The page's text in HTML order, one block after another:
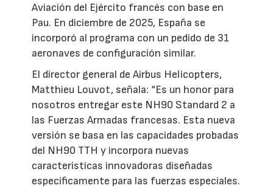
Aviación del Ejército francés con base en
Pau. En diciembre de 2025, España se
incorporó al programa con un pedido de 31
aeronaves de configuración similar.
El director general de Airbus Helicopters,
Matthieu Louvot, señala: “Es un honor para
nosotros entregar este NH90 Standard 2 a
las Fuerzas Armadas francesas. Esta nueva
versión se basa en las capacidades probadas
del NH90 TTH y incorpora nuevas
características innovadoras diseñadas
específicamente para las fuerzas especiales.